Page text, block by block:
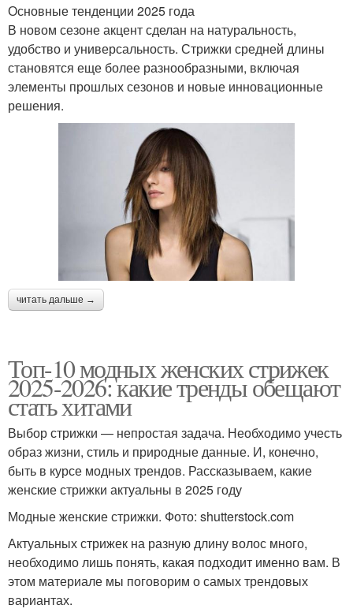
Основные тенденции 2025 года
В новом сезоне акцент сделан на натуральность,
удобство и универсальность. Стрижки средней длины
становятся еще более разнообразными, включая
элементы прошлых сезонов и новые инновационные
решения.
читать дальше →
Топ-10 модных женских стрижек
2025-2026: какие тренды обещают
стать хитами
Выбор стрижки — непростая задача. Необходимо учесть
образ жизни, стиль и природные данные. И, конечно,
быть в курсе модных трендов. Рассказываем, какие
женские стрижки актуальны в 2025 году
Модные женские стрижки. Фото: shutterstock.com
Актуальных стрижек на разную длину волос много,
необходимо лишь понять, какая подходит именно вам. В
этом материале мы поговорим о самых трендовых
вариантах.